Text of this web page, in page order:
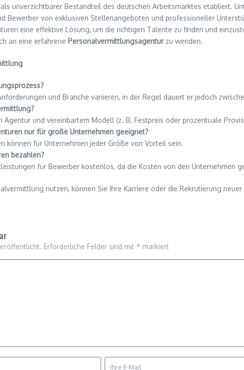
unverzichtbarer Bestandteil des deutschen Arbeitsmarktes etabliert.
Bewerber von exklusiven Stellenangeboten und professioneller
eine effektive Lösung, um die richtigen Talente zu finden und
an eine erfahrene Personalvermittlungsagenturzu wenden.
und Branche variieren, in der Regel dauert er jedoch
Agentur und vereinbartem Modell (z. B. Festpreis oder prozentuale
nur für große Unternehmen geeignet?
können für Unternehmen jeder Größe von Vorteil sein.
bezahlen?
für Bewerber kostenlos, da die Kosten von den Unternehmen
nutzen, können Sie Ihre Karriere oder die Rekrutierung
Erforderliche Felder sind mit * markiert